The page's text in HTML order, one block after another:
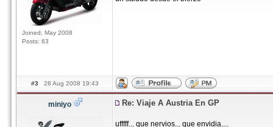
Joined: May 2008
Posts: 63
#3 28 Aug 2008 19:43
miniyo Re: Viaje A Austria En GP
ufffff... que nervios... que envidia....